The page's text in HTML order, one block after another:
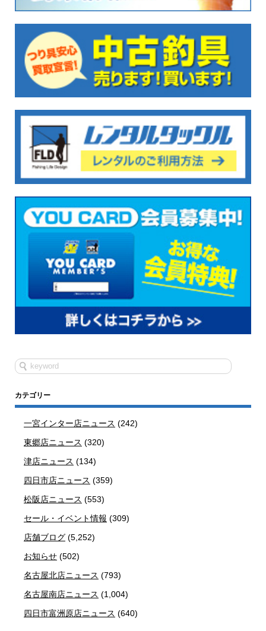
カテゴリー
一宮インター店ニュース (242)
東郷店ニュース (320)
津店ニュース (134)
四日市店ニュース (359)
松阪店ニュース (553)
セール・イベント情報 (309)
店舗ブログ (5,252)
お知らせ (502)
名古屋北店ニュース (793)
名古屋南店ニュース (1,004)
四日市富洲原店ニュース (640)